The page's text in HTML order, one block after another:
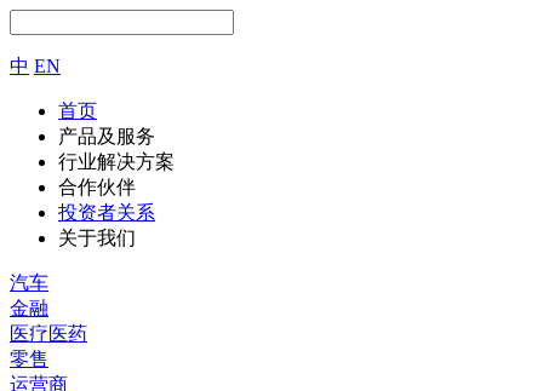
中 EN
首页
产品及服务
行业解决方案
合作伙伴
投资者关系
关于我们
汽车
金融
医疗医药
零售
运营商